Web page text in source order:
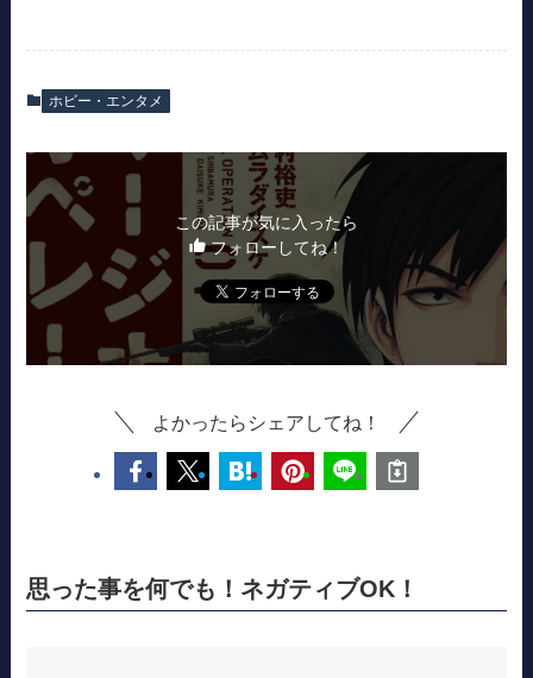
ホビー・エンタメ
この記事が気に入ったら
フォローしてね！
よかったらシェアしてね！
思った事を何でも！ネガティブOK！